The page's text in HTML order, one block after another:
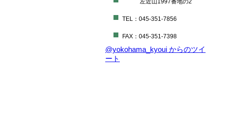
左近山1997番地の2
TEL：045-351-7856
FAX：045-351-7398
@yokohama_kyoui からのツイ
ート